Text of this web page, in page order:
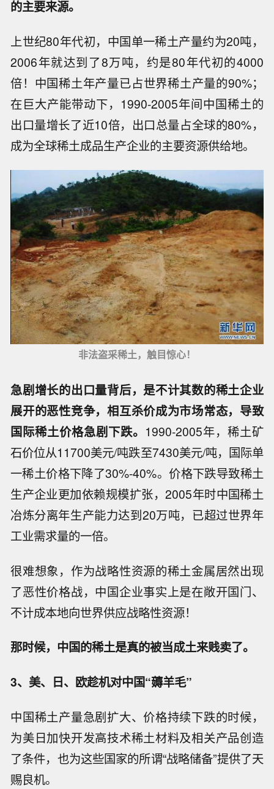
的主要来源。
上世纪80年代初，中国单一稀土产量约为20吨，
2006年就达到了8万吨，约是80年代初的4000
倍！中国稀土年产量已占世界稀土产量的90%；
在巨大产能带动下，1990-2005年间中国稀土的
出口量增长了近10倍，出口总量占全球的80%，
成为全球稀土成品生产企业的主要资源供给地。
非法盗采稀土，触目惊心！
急剧增长的出口量背后，是不计其数的稀土企业
展开的恶性竞争，相互杀价成为市场常态，导致
国际稀土价格急剧下跌。 1990-2005年，稀土矿
石价位从11700美元/吨跌至7430美元/吨，国际单
一稀土价格下降了30%-40%。价格下跌导致稀土
生产企业更加依赖规模扩张，2005年时中国稀土
冶炼分离年生产能力达到20万吨，已超过世界年
工业需求量的一倍。
很难想象，作为战略性资源的稀土金属居然出现
了恶性价格战，中国企业事实上是在敞开国门、
不计成本地向世界供应战略性资源！
那时候，中国的稀土是真的被当成土来贱卖了。
3、美、日、欧趁机对中国“薅羊毛”
中国稀土产量急剧扩大、价格持续下跌的时候，
为美日加快开发高技术稀土材料及相关产品创造
了条件，也为这些国家的所谓“战略储备”提供了天
赐良机。